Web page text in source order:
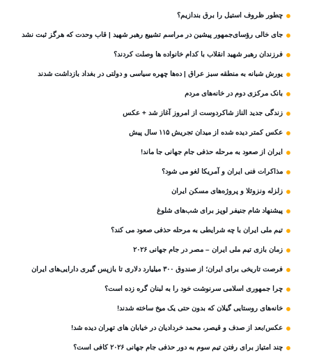
چطور ظروف استیل را برق بندازیم؟
جای خالی رؤسای‌جمهور پیشین در مراسم تشییع رهبر شهید | قاب وحدت که هرگز ثبت نشد
فرزندان رهبر شهید انقلاب با کدام خانواده ها وصلت کردند؟
یورش شبانه به منطقه سبز عراق | ده‌ها چهره سیاسی و دولتی در بغداد بازداشت شدند
بانک مرکزی دوم در خانه‌های مردم
زندگی جدید الناز شاکردوست از امروز آغاز شد + عکس
عکس کمتر دیده شده از میدان تجریش ۱۱۵ سال پیش
ایران از صعود به مرحله حذفی جام جهانی جا ماند!
مذاکرات فنی ایران و آمریکا لغو می شود؟
زلزله ونزوئلا و پروژه‌های مسکن ایران
پیشنهاد شام جنیفر لوپز برای شب‌های شلوغ
تیم ملی ایران با چه شرایطی به مرحله حذفی صعود می کند؟
زمان بازی تیم ملی ایران – مصر در جام جهانی ۲۰۲۶
فرصت تاریخی برای ایران؛ از صندوق ۳۰۰ میلیارد دلاری تا بازپس گیری دارایی‌های ایران
چرا جمهوری اسلامی سرنوشت خود را به لبنان گره زده است؟
خانه‌های روستایی گیلان که بدون حتی یک میخ ساخته شدند!
عکس/بعد از صدف و قیصر، محمد خردادیان در خیابان های تهران دیده شد!
چند امتیاز برای رفتن تیم سوم به دور حذفی جام جهانی ۲۰۲۶ کافی است؟